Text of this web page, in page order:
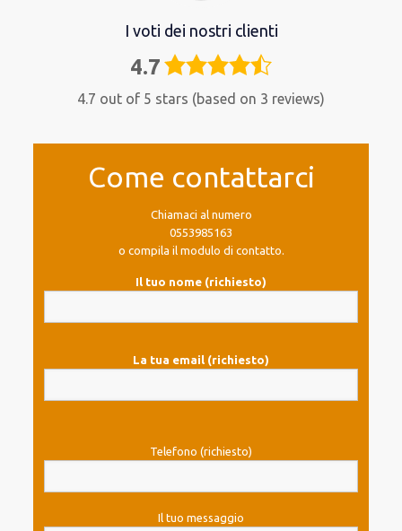
I voti dei nostri clienti
4.7 4,7
4.7 out of 5 stars (based on 3 reviews)
Come contattarci
Chiamaci al numero
0553985163
o compila il modulo di contatto.
Il tuo nome (richiesto)
La tua email (richiesto)
Telefono (richiesto)
Il tuo messaggio